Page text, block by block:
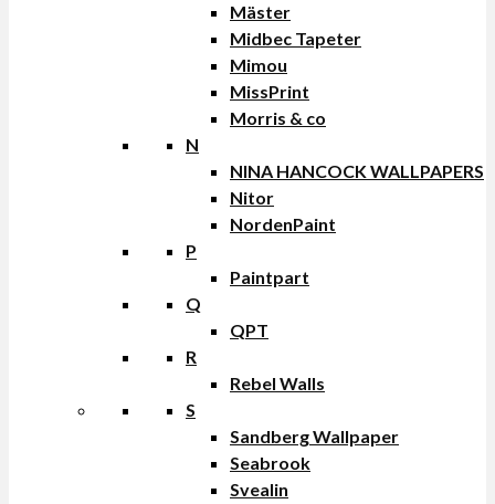
Mäster
Midbec Tapeter
Mimou
MissPrint
Morris & co
N
NINA HANCOCK WALLPAPERS
Nitor
NordenPaint
P
Paintpart
Q
QPT
R
Rebel Walls
S
Sandberg Wallpaper
Seabrook
Svealin